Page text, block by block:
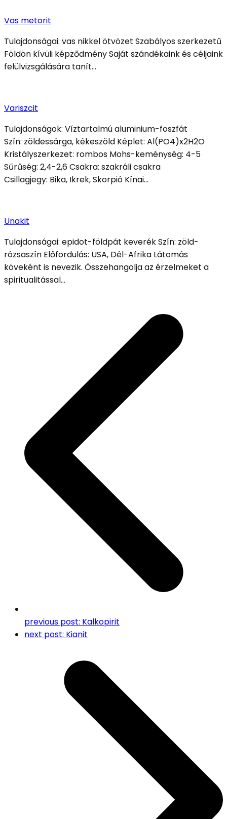
Vas metorit
Tulajdonságai: vas nikkel ötvözet Szabályos szerkezetű
Földön kívüli képződmény Saját szándékaink és céljaink
felülvizsgálására tanít…
Variszcit
Tulajdonságok: Víztartalmú aluminium-foszfát
Szín: zöldessárga, kékeszöld Képlet: Al(PO4)x2H2O
Kristályszerkezet: rombos Mohs-keménység: 4-5
Sűrűség: 2,4-2,6 Csakra: szakráli csakra
Csillagjegy: Bika, Ikrek, Skorpió Kínai…
Unakit
Tulajdonságai: epidot-földpát keverék Szín: zöld-
rózsaszín Előfordulás: USA, Dél-Afrika Látomás
köveként is nevezik. Összehangolja az érzelmeket a
spiritualitással…
previous post: Kalkopirit
next post: Kianit